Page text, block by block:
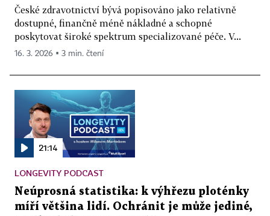
České zdravotnictví bývá popisováno jako relativně
dostupné, finančně méně nákladné a schopné
poskytovat široké spektrum specializované péče. V...
16. 3. 2026 ▪ 3 min. čtení
21:14
LONGEVITY PODCAST
Neúprosná statistika: k výhřezu ploténky
míří většina lidí. Ochránit je může jediné,